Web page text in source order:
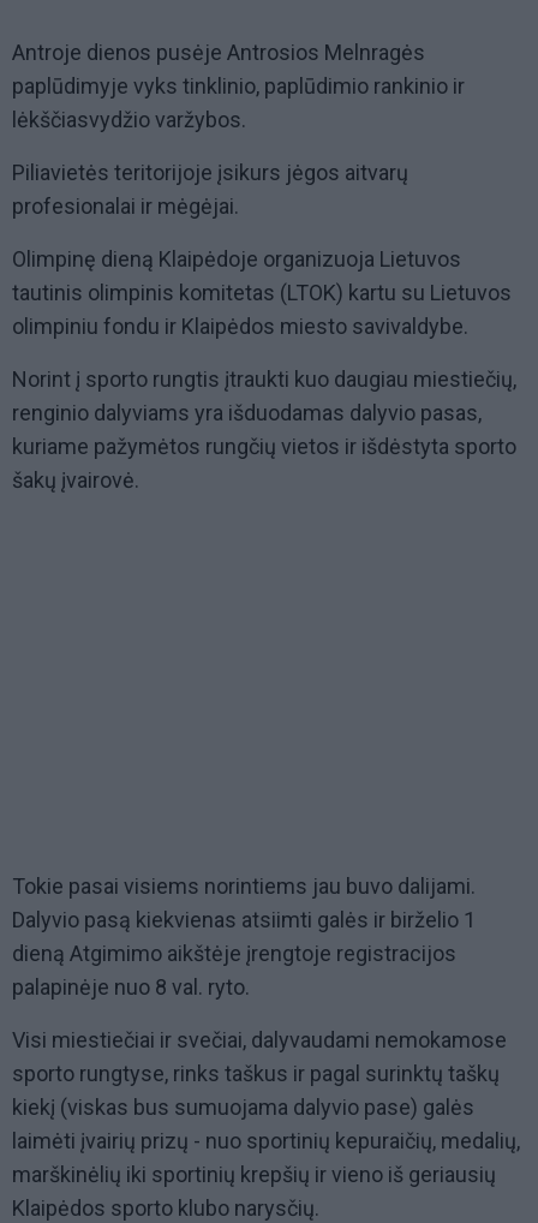
Antroje dienos pusėje Antrosios Melnragės
paplūdimyje vyks tinklinio, paplūdimio rankinio ir
lėkščiasvydžio varžybos.
Piliavietės teritorijoje įsikurs jėgos aitvarų
profesionalai ir mėgėjai.
Olimpinę dieną Klaipėdoje organizuoja Lietuvos
tautinis olimpinis komitetas (LTOK) kartu su Lietuvos
olimpiniu fondu ir Klaipėdos miesto savivaldybe.
Norint į sporto rungtis įtraukti kuo daugiau miestiečių,
renginio dalyviams yra išduodamas dalyvio pasas,
kuriame pažymėtos rungčių vietos ir išdėstyta sporto
šakų įvairovė.
Tokie pasai visiems norintiems jau buvo dalijami.
Dalyvio pasą kiekvienas atsiimti galės ir birželio 1
dieną Atgimimo aikštėje įrengtoje registracijos
palapinėje nuo 8 val. ryto.
Visi miestiečiai ir svečiai, dalyvaudami nemokamose
sporto rungtyse, rinks taškus ir pagal surinktų taškų
kiekį (viskas bus sumuojama dalyvio pase) galės
laimėti įvairių prizų - nuo sportinių kepuraičių, medalių,
marškinėlių iki sportinių krepšių ir vieno iš geriausių
Klaipėdos sporto klubo narysčių.